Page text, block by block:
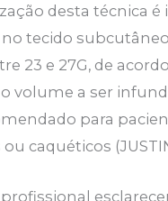
desta técnica
tecido
23 e 27G, de
volume a ser
para
caquéticos